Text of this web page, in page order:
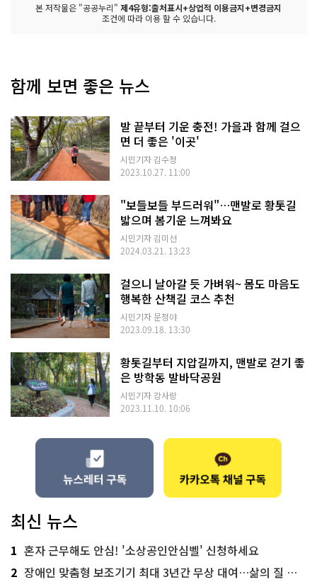
본 저작물은 "공공누리" 제4유형:출처표시+상업적 이용금지+변경금지
조건에 따라 이용 할 수 있습니다.
함께 보면 좋은 뉴스
발 끝부터 기운 충전! 가을과 함께 걸으
면 더 좋은 '이곳'
시민기자 김수정
2023.10.27. 11:00
"보들보들 부드러워"…맨발로 황톳길
밟으며 봄기운 느껴봐요
시민기자 김미선
2024.03.21. 13:23
걸으니 날아갈 듯 가벼워~ 몸도 마음도
행복한 산책길 코스 추천
시민기자 문청야
2023.09.18. 13:30
황톳길부터 지압길까지, 맨발로 걷기 좋
은 방학동 발바닥공원
시민기자 강사랑
2023.11.10. 10:06
최신 뉴스
1 혼자 근무해도 안심! '소상공인안심벨' 신청하세요
2 장애인 맞춤형 보조기기 최대 3년간 무상 대여…삶의 질 높인다